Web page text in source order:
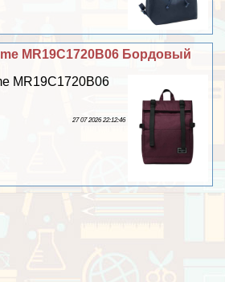
MR19C1720B06 Бордовый
MR19C1720B06
27 07 2026 22:12:46